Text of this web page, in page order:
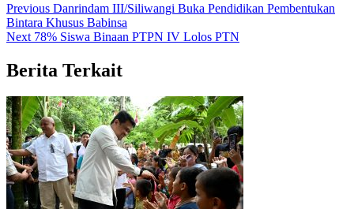
Previous Danrindam III/Siliwangi Buka Pendidikan Pembentukan
Bintara Khusus Babinsa
Next 78% Siswa Binaan PTPN IV Lolos PTN
Berita Terkait